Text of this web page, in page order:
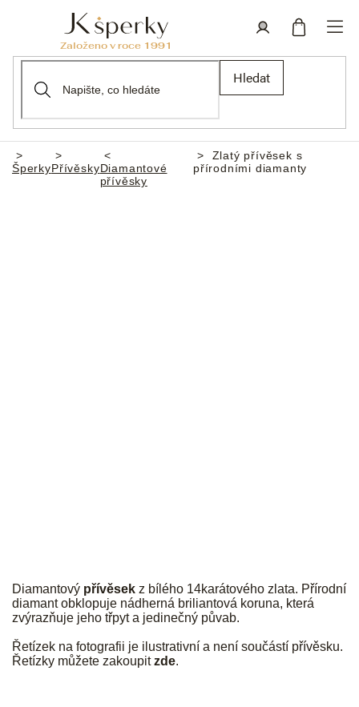
Hledat
Domů
ŠperkyPřívěskyDiamantové
přívěsky
Zlatý přívěsek s
přírodními diamanty
Diamantový přívěsek z bílého 14karátového zlata. Přírodní
diamant obklopuje nádherná briliantová koruna, která
zvýrazňuje jeho třpyt a jedinečný půvab.
Řetízek na fotografii je ilustrativní a není součástí přívěsku.
Řetízky můžete zakoupitzde.